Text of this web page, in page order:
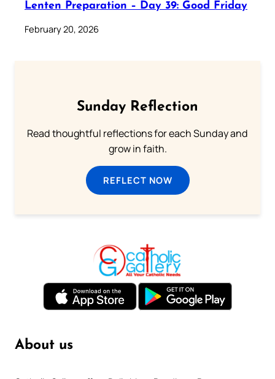
Lenten Preparation – Day 39: Good Friday
February 20, 2026
Sunday Reflection
Read thoughtful reflections for each Sunday and
grow in faith.
REFLECT NOW
About us